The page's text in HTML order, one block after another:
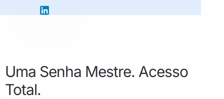
Uma Senha Mestre. Acesso
Total.